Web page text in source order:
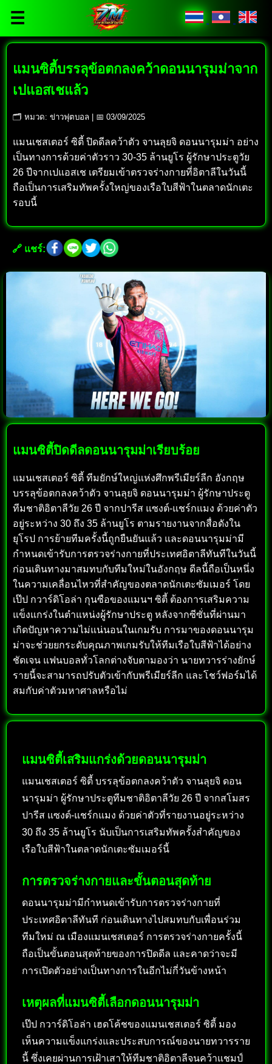
☰
แมนซิตี้บรรลุข้อตกลงคว้าดอนนารุมม่าจาก
เปแอสเชแล้ว
🗂 หมวด: ข่าวฟุตบอล | 📅 03/09/2025
แมนเชสเตอร์ ซิตี้ ปิดดีลคว้าตัว จานลุยจิ ดอนนารุมม่า อย่าง
เป็นทางการด้วยค่าตัวราว 30-35 ล้านยูโร ผู้รักษาประตูวัย
26 ปีจากเปแอสเช เตรียมเข้าตรวจร่างกายที่อิตาลีในวันนี้
ถือเป็นการเสริมทัพครั้งใหญ่ของเรือใบสีฟ้าในตลาดนักเตะ
รอบนี้
🔗 แชร์:
แมนซิตี้ปิดดีลดอนนารุมม่าเรียบร้อย
แมนเชสเตอร์ ซิตี้ ทีมยักษ์ใหญ่แห่งศึกพรีเมียร์ลีก อังกฤษ
บรรลุข้อตกลงคว้าตัว จานลุยจิ ดอนนารุมม่า ผู้รักษาประตู
ทีมชาติอิตาลีวัย 26 ปี จากปารีส แซงต์-แชร์กแมง ด้วยค่าตัว
อยู่ระหว่าง 30 ถึง 35 ล้านยูโร ตามรายงานจากสื่อดังใน
ยุโรป การย้ายทีมครั้งนี้ถูกยืนยันแล้ว และดอนนารุมม่ามี
กำหนดเข้ารับการตรวจร่างกายที่ประเทศอิตาลีทันทีในวันนี้
ก่อนเดินทางมาสมทบกับทีมใหม่ในอังกฤษ ดีลนี้ถือเป็นหนึ่ง
ในความเคลื่อนไหวที่สำคัญของตลาดนักเตะซัมเมอร์ โดย
เป๊ป กวาร์ดิโอล่า กุนซือของแมนฯ ซิตี้ ต้องการเสริมความ
แข็งแกร่งในตำแหน่งผู้รักษาประตู หลังจากซีซั่นที่ผ่านมา
เกิดปัญหาความไม่แน่นอนในเกมรับ การมาของดอนนารุม
ม่าจะช่วยยกระดับคุณภาพเกมรับให้ทีมเรือใบสีฟ้าได้อย่าง
ชัดเจน แฟนบอลทั่วโลกต่างจับตามองว่า นายทวารร่างยักษ์
รายนี้จะสามารถปรับตัวเข้ากับพรีเมียร์ลีก และโชว์ฟอร์มได้
สมกับค่าตัวมหาศาลหรือไม่
แมนซิตี้เสริมแกร่งด้วยดอนนารุมม่า
แมนเชสเตอร์ ซิตี้ บรรลุข้อตกลงคว้าตัว จานลุยจิ ดอน
นารุมม่า ผู้รักษาประตูทีมชาติอิตาลีวัย 26 ปี จากสโมสร
ปารีส แซงต์-แชร์กแมง ด้วยค่าตัวที่รายงานอยู่ระหว่าง
30 ถึง 35 ล้านยูโร นับเป็นการเสริมทัพครั้งสำคัญของ
เรือใบสีฟ้าในตลาดนักเตะซัมเมอร์นี้
การตรวจร่างกายและขั้นตอนสุดท้าย
ดอนนารุมม่ามีกำหนดเข้ารับการตรวจร่างกายที่
ประเทศอิตาลีทันที ก่อนเดินทางไปสมทบกับเพื่อนร่วม
ทีมใหม่ ณ เมืองแมนเชสเตอร์ การตรวจร่างกายครั้งนี้
ถือเป็นขั้นตอนสุดท้ายของการปิดดีล และคาดว่าจะมี
การเปิดตัวอย่างเป็นทางการในอีกไม่กี่วันข้างหน้า
เหตุผลที่แมนซิตี้เลือกดอนนารุมม่า
เป๊ป กวาร์ดิโอล่า เฮดโค้ชของแมนเชสเตอร์ ซิตี้ มอง
เห็นความแข็งแกร่งและประสบการณ์ของนายทวารราย
นี้ ซึ่งเคยผ่านการเฝ้าเสาให้ทีมชาติอิตาลีจนคว้าแชมป์